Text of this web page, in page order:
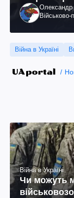
вдалося
Олександр
Війна в Україні
Війна в Україні
Чи можуть